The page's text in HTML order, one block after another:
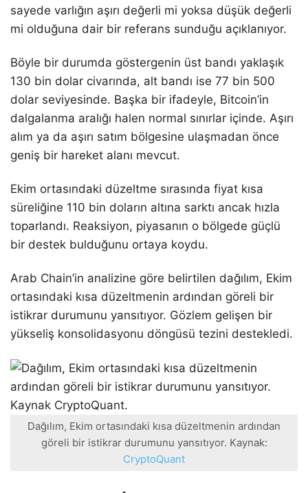
sayede varlığın aşırı değerli mi yoksa düşük değerli
mi olduğuna dair bir referans sunduğu açıklanıyor.
Böyle bir durumda göstergenin üst bandı yaklaşık
130 bin dolar civarında, alt bandı ise 77 bin 500
dolar seviyesinde. Başka bir ifadeyle, Bitcoin’in
dalgalanma aralığı halen normal sınırlar içinde. Aşırı
alım ya da aşırı satım bölgesine ulaşmadan önce
geniş bir hareket alanı mevcut.
Ekim ortasındaki düzeltme sırasında fiyat kısa
süreliğine 110 bin doların altına sarktı ancak hızla
toparlandı. Reaksiyon, piyasanın o bölgede güçlü
bir destek bulduğunu ortaya koydu.
Arab Chain’in analizine göre belirtilen dağılım, Ekim
ortasındaki kısa düzeltmenin ardından göreli bir
istikrar durumunu yansıtıyor. Gözlem gelişen bir
yükseliş konsolidasyonu döngüsü tezini destekledi.
Dağılım, Ekim ortasındaki kısa düzeltmenin ardından
göreli bir istikrar durumunu yansıtıyor. Kaynak:
CryptoQuant